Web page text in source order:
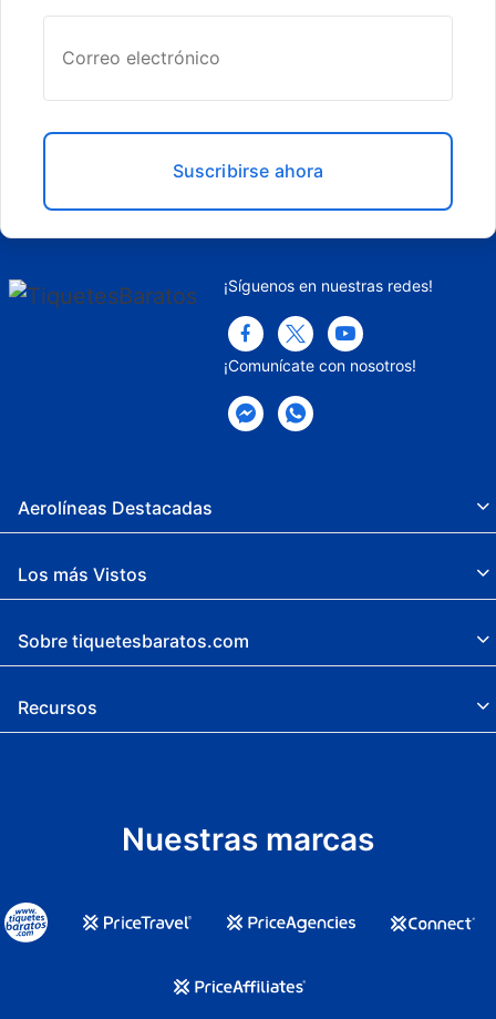
Suscribirse ahora
¡Síguenos en nuestras redes!
¡Comunícate con nosotros!
Aerolíneas Destacadas
Los más Vistos
Sobre tiquetesbaratos.com
Recursos
Nuestras marcas